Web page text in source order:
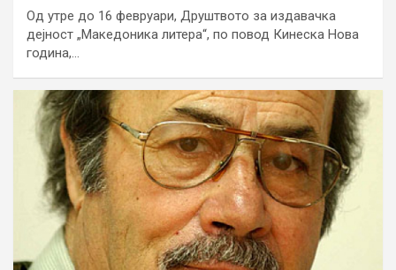
Од утре до 16 февруари, Друштвото за издавачка
дејност „Македоника литера“, по повод Кинеска Нова
година,…